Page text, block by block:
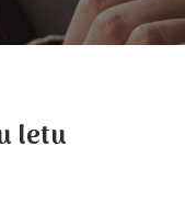
letu